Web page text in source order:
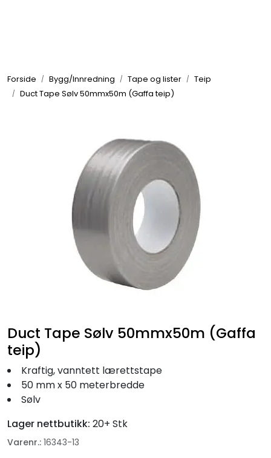
Forside Bygg/Innredning Tape og lister
Teip
Duct Tape Sølv 50mmx50m (Gaffa teip)
Duct Tape Sølv 50mmx50m (Gaffa
teip)
Kraftig, vanntett lærettstape
50 mm x 50 meterbredde
Sølv
Lager nettbutikk: 20+ Stk
Varenr.: 16343-13
Elektrisk
Motor/Styring
Båtpleie/Opplag
Seil
Nyheter